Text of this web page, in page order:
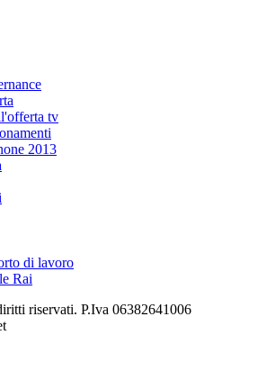
tv
2013
di lavoro
Rai
riservati. P.Iva 06382641006